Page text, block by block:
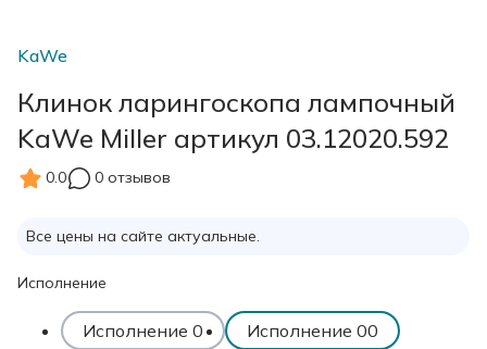
KaWe
Клинок ларингоскопа лампочный
KaWe Miller артикул 03.12020.592
0.0 0 отзывов
Все цены на сайте актуальные.
Исполнение
Исполнение 0
Исполнение 00